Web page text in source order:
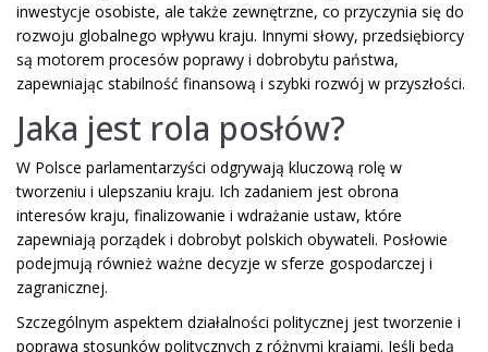
inwestycje osobiste, ale także zewnętrzne, co przyczynia się do
rozwoju globalnego wpływu kraju. Innymi słowy, przedsiębiorcy
są motorem procesów poprawy i dobrobytu państwa,
zapewniając stabilność finansową i szybki rozwój w przyszłości.
Jaka jest rola posłów?
W Polsce parlamentarzyści odgrywają kluczową rolę w
tworzeniu i ulepszaniu kraju. Ich zadaniem jest obrona
interesów kraju, finalizowanie i wdrażanie ustaw, które
zapewniają porządek i dobrobyt polskich obywateli. Posłowie
podejmują również ważne decyzje w sferze gospodarczej i
zagranicznej.
Szczególnym aspektem działalności politycznej jest tworzenie i
poprawa stosunków politycznych z różnymi krajami. Jeśli będą